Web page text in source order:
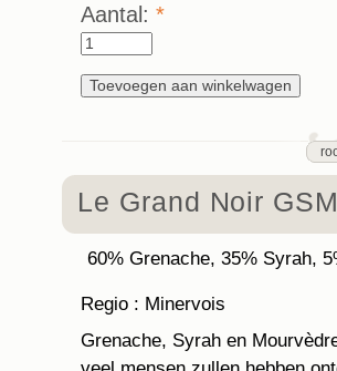
Aantal: *
Le Grand Noir
60% Grenache, 35% Syrah,
Regio : Minervois
Grenache, Syrah en